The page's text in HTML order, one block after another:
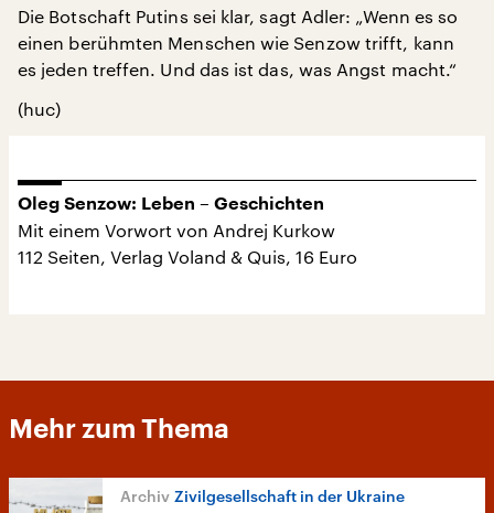
Die Botschaft Putins sei klar, sagt Adler: „Wenn es so
einen berühmten Menschen wie Senzow trifft, kann
es jeden treffen. Und das ist das, was Angst macht.“
(huc)
Oleg Senzow: Leben – Geschichten
Mit einem Vorwort von Andrej Kurkow
112 Seiten, Verlag Voland & Quis, 16 Euro
Mehr zum Thema
Zivilgesellschaft in der Ukraine